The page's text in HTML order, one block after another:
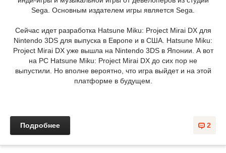
Sega. Основным издателем игры является Sega.
Сейчас идет разработка Hatsune Miku: Project Mirai DX для
Nintendo 3DS для выпуска в Европе и в США. Hatsune Miku:
Project Mirai DX уже вышла на Nintendo 3DS в Японии. А вот
на PC Hatsune Miku: Project Mirai DX до сих пор не
выпустили. Но вполне вероятно, что игра выйдет и на этой
платформе в будущем.
2
Подробнее